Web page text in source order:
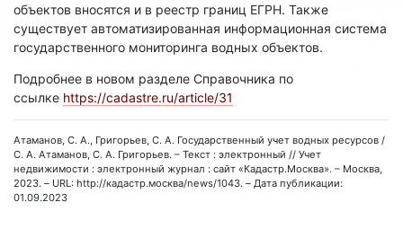
объектов вносятся и в реестр границ ЕГРН. Также
существует автоматизированная информационная система
государственного мониторинга водных объектов.
Подробнее в новом разделе Справочника по
ссылке https://cadastre.ru/article/31
Атаманов, С. А., Григорьев, С. А. Государственный учет водных ресурсов /
С. А. Атаманов, С. А. Григорьев. – Текст : электронный // Учет
недвижимости : электронный журнал : сайт «Кадастр.Москва». – Москва,
2023. – URL: http://кадастр.москва/news/1043. – Дата публикации:
01.09.2023